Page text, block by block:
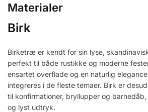
Materialer
Birk
Birketræ er kendt for sin lyse,
perfekt til både rustikke og moderne
ensartet overflade og en naturlig
integreres i de fleste temaer. Birk er
til konfirmationer, bryllupper og
og lyst udtryk.